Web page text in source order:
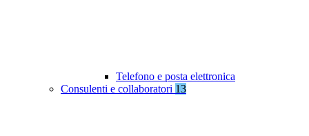
Telefono e posta elettronica
Consulenti e collaboratori 13